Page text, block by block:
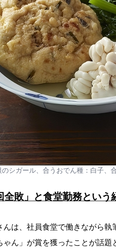
のシガール、合うおでん種：白子、
全敗」と食堂勤務とい
んは、社員食堂で働きながら
ゃん」が賞を獲ったことが話